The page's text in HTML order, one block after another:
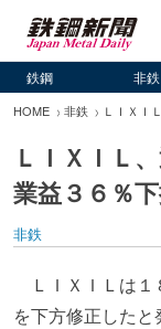
鉄鋼 非鉄
HOME 非鉄 ＬＩＸＩ
ＬＩＸＩＬ
業益３６％
非鉄
ＬＩＸＩＬは１
を下方修正した